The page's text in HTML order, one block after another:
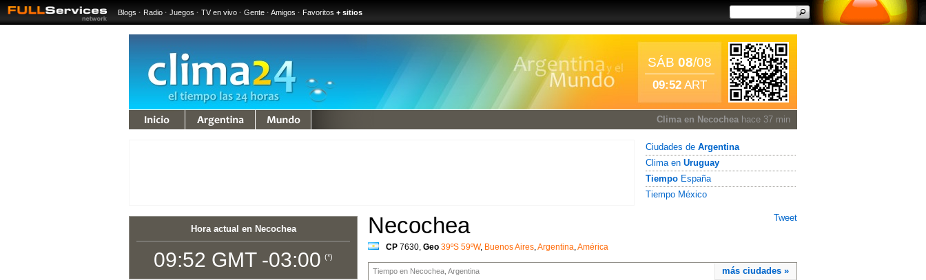
Blogs · Radio · Juegos · TV en vivo · Gente · Amigos · Favoritos + sitios
SÁB 08/08
09:52 ART
Clima en Necochea hace 37 min
Ciudades de Argentina
Clima en Uruguay
Tiempo España
Tiempo México
Hora actual en Necochea
09:52 GMT -03:00 (*)
Tweet
Necochea
CP 7630, Geo 39ºS 59ºW, Buenos Aires,Argentina,América
más ciudades »
Tiempo en Necochea, Argentina